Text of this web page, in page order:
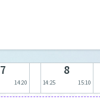
7
14:20
8
14:25 15:10